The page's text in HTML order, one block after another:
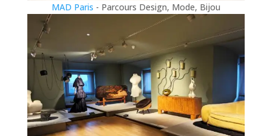
MAD Paris - Parcours Design, Mode, Bijou